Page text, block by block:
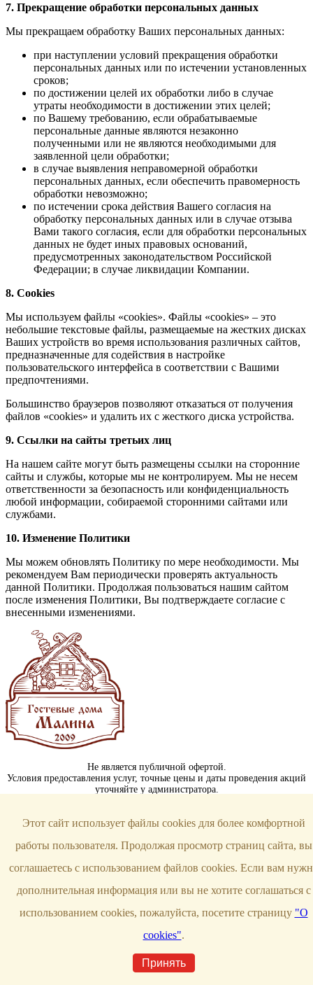
7. Прекращение обработки персональных данных
Мы прекращаем обработку Ваших персональных данных:
при наступлении условий прекращения обработки
персональных данных или по истечении установленных
сроков;
по достижении целей их обработки либо в случае
утраты необходимости в достижении этих целей;
по Вашему требованию, если обрабатываемые
персональные данные являются незаконно
полученными или не являются необходимыми для
заявленной цели обработки;
в случае выявления неправомерной обработки
персональных данных, если обеспечить правомерность
обработки невозможно;
по истечении срока действия Вашего согласия на
обработку персональных данных или в случае отзыва
Вами такого согласия, если для обработки персональных
данных не будет иных правовых оснований,
предусмотренных законодательством Российской
Федерации; в случае ликвидации Компании.
8. Cookies
Мы используем файлы «cookies». Файлы «cookies» – это
небольшие текстовые файлы, размещаемые на жестких дисках
Ваших устройств во время использования различных сайтов,
предназначенные для содействия в настройке
пользовательского интерфейса в соответствии с Вашими
предпочтениями.
Большинство браузеров позволяют отказаться от получения
файлов «cookies» и удалить их с жесткого диска устройства.
9. Ссылки на сайты третьих лиц
На нашем сайте могут быть размещены ссылки на сторонние
сайты и службы, которые мы не контролируем. Мы не несем
ответственности за безопасность или конфиденциальность
любой информации, собираемой сторонними сайтами или
службами.
10. Изменение Политики
Мы можем обновлять Политику по мере необходимости. Мы
рекомендуем Вам периодически проверять актуальность
данной Политики. Продолжая пользоваться нашим сайтом
после изменения Политики, Вы подтверждаете согласие с
внесенными изменениями.
Не является публичной офертой.
Условия предоставления услуг, точные цены и даты проведения акций
уточняйте у администратора.
г. Уфа, ул. Герцена, 53А
banimalina@yandex.ru
Мы в соцсетях
Гостевые дома с банями «Малина»
Этот сайт использует файлы cookies для более комфортной
работы пользователя. Продолжая просмотр страниц сайта, вы
соглашаетесь с использованием файлов cookies. Если вам
дополнительная информация или вы не хотите соглашаться с
использованием cookies, пожалуйста, посетите страницу "О
cookies".
Принять